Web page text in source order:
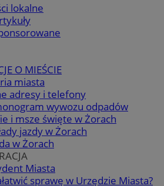
lokalne
O MIEŚCIE
miasta
adresy i telefony
wywozu odpadów
i msze święte w Żorach
jazdy w Żorach
w Żorach
Miasta
sprawę w Urzędzie Miasta?